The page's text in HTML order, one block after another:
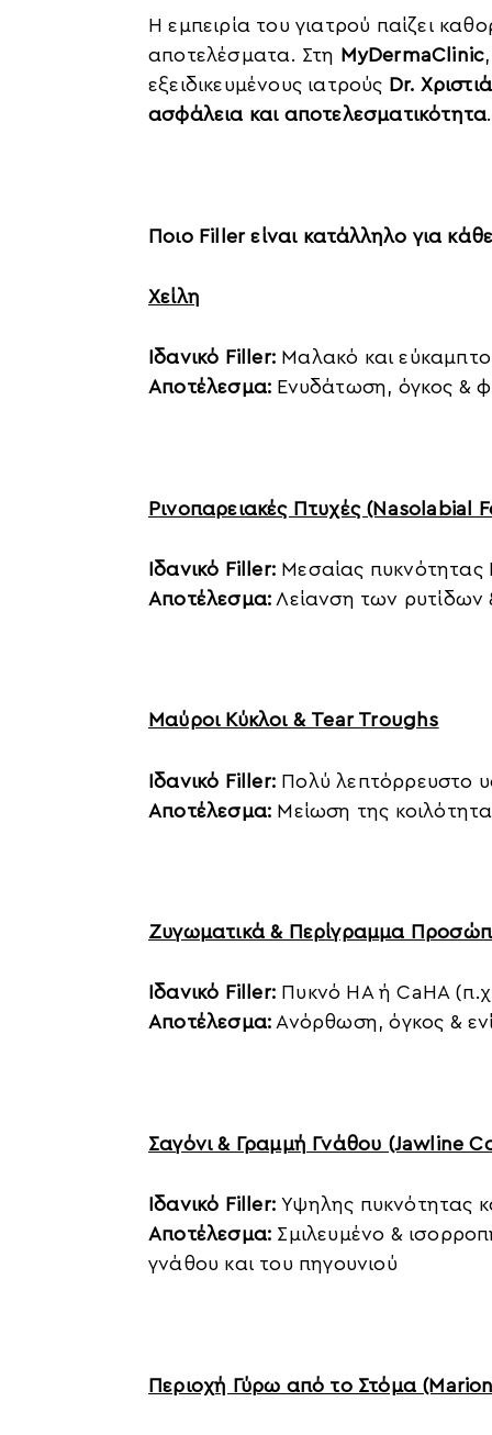
Η εμπειρία του γιατρού παίζει
αποτελέσματα. Στη MyDermaClinic
εξειδικευμένους ιατρούς Dr.
ασφάλεια και αποτελεσματικότητα.
Ποιο Filler είναι κατάλληλο για
Χείλη
Ιδανικό Filler: Μαλακό και
Αποτέλεσμα: Ενυδάτωση, όγκος &
Ρινοπαρειακές Πτυχές (Nasolabial
Ιδανικό Filler: Μεσαίας πυκνότητας
Αποτέλεσμα: Λείανση των ρυτίδων
Μαύροι Κύκλοι & Tear Troughs
Ιδανικό Filler: Πολύ λεπτόρρευστο
Αποτέλεσμα: Μείωση της
Ζυγωματικά & Περίγραμμα
Ιδανικό Filler: Πυκνό HA ή CaHA
Αποτέλεσμα: Ανόρθωση, όγκος &
Σαγόνι & Γραμμή Γνάθου (Jawline
Ιδανικό Filler: Υψηλης πυκνότητας
Αποτέλεσμα: Σμιλευμένο &
γνάθου και του πηγουνιού
Περιοχή Γύρω από το Στόμα